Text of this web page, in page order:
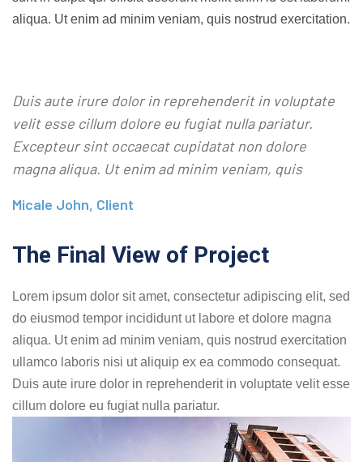
aliqua. Ut enim ad minim veniam, quis nostrud exercitation.
Duis aute irure dolor in reprehenderit in voluptate
velit esse cillum dolore eu fugiat nulla pariatur.
Excepteur sint occaecat cupidatat non dolore
magna aliqua. Ut enim ad minim veniam, quis
Micale John, Client
The Final View of Project
Lorem ipsum dolor sit amet, consectetur adipiscing elit, sed
do eiusmod tempor incididunt ut labore et dolore magna
aliqua. Ut enim ad minim veniam, quis nostrud exercitation
ullamco laboris nisi ut aliquip ex ea commodo consequat.
Duis aute irure dolor in reprehenderit in voluptate velit esse
cillum dolore eu fugiat nulla pariatur.